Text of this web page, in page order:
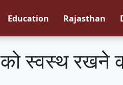
Education Rajasthan
को स्वस्थ रखने